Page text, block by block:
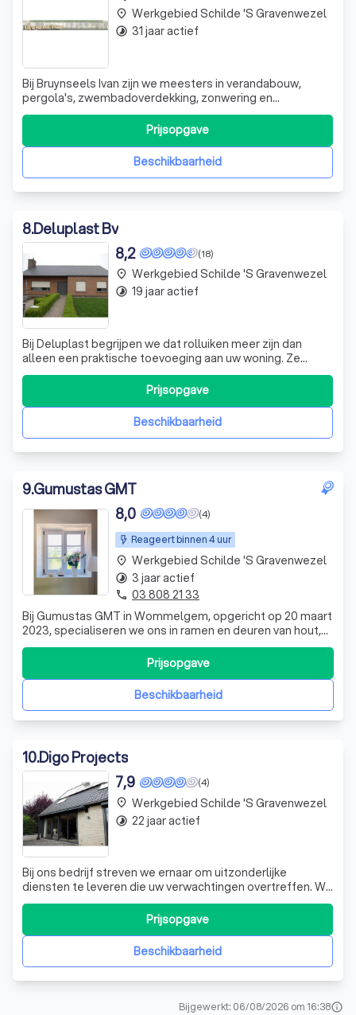
Bij Bruynseels Ivan zijn we meesters in verandabouw,
pergola's, zwembadoverdekking, zonwering en
terrasbouw. We onderscheiden ons door onze expertise
in het werken met diverse materialen zoals aluminium,
PVC en hout. Onze diensten omvatten ook alle metsel-,
vloer- en verandawerken. Gevestigd in Antw
Beschikbaarheid
Prijsopgave
place Werkgebied Schilde 's Gravenwezel
timelapse 31 jaar actief
8.Deluplast Bv
(18)
8,2
Bij Deluplast begrijpen we dat rolluiken meer zijn dan
alleen een praktische toevoeging aan uw woning. Ze
bieden u de mogelijkheid om licht en privacy te regelen
volgens uw eigen ritme. Ons team, een dynamische mix
van ervaren vakmensen en jonge professionals, staat
klaar om u te adviseren over het
Beschikbaarheid
Prijsopgave
place Werkgebied Schilde 's Gravenwezel
timelapse 19 jaar actief
9.Gumustas GMT
Reageert binnen 4 uur
(4)
8,0
Bij Gumustas GMT in Wommelgem, opgericht op 20 maart
2023, specialiseren we ons in ramen en deuren van hout,
PVC (kunststof) en aluminium. Ons aanbod omvat zowel
ramen als deuren, afgestemd op uw specifieke wensen.
Vraag vandaag nog een gratis offerte aan om uw project
Beschikbaarheid
Prijsopgave
place Werkgebied Schilde 's Gravenwezel
timelapse 3 jaar actief
phone 03 808 21 33
10.Digo Projects
(4)
7,9
Bij ons bedrijf streven we ernaar om uitzonderlijke
diensten te leveren die uw verwachtingen overtreffen. We
zijn trots op onze expertise en toewijding aan kwaliteit,
die ons onderscheiden in onze branche. Ons team van
professionals is gepassioneerd over wat ze doen en zet
zich in om elke klus tot iBeschikbaarheid
Prijsopgave
place Werkgebied Schilde 's Gravenwezel
timelapse 22 jaar actief
Bijgewerkt: 06/08/2026 om 16:38info